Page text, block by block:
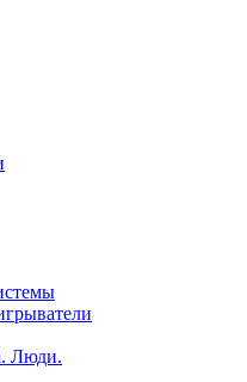
Люди.